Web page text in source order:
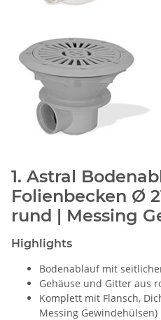
1. Astral
Folienbecken Ø
rund | Messing
Highlights
Bodenablauf mit
Gehäuse und Gitter aus
Komplett mit Flansch,
Messing Gewindehülsen)